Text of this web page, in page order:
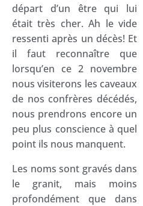
départ d’un être qui lui
était très cher. Ah le vide
ressenti après un décès! Et
il faut reconnaître que
lorsqu’en ce 2 novembre
nous visiterons les caveaux
de nos confrères décédés,
nous prendrons encore un
peu plus conscience à quel
point ils nous manquent.
Les noms sont gravés dans
le granit, mais moins
profondément que dans